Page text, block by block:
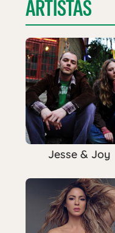
ARTISTAS
Jesse & Joy